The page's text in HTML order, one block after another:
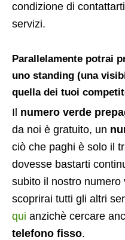
condizione di
servizi.
Parallelamente potrai
uno standing (una
quella dei tuoi
Il numero verde
da noi è gratuito, un
ciò che paghi è solo il
dovesse bastarti
subito il nostro numero
scoprirai tutti gli altri
qui anzichè cercare
telefono fisso.